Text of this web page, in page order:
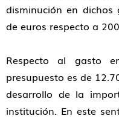
disminución en
de euros respecto a
Respecto al gasto
presupuesto es de
desarrollo de la
institución. En este